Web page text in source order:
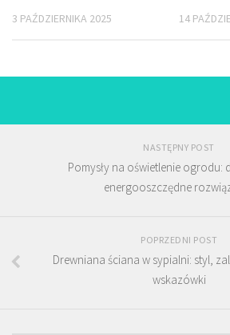
3 PAŹDZIERNIKA 2025 14
NASTĘPNY POST
Pomysły na oświetlenie ogrodu:
energooszczędne
POPRZEDNI POST
Drewniana ściana w sypialni: styl,
wskazówki